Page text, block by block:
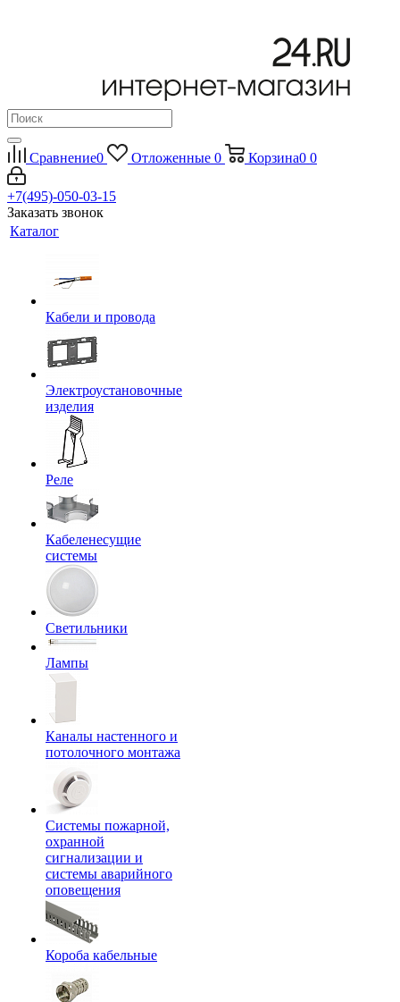
Сравнение0 Отложенные 0 Корзина0 0
+7(495)-050-03-15
Заказать звонок
Каталог
Кабели и провода
Электроустановочные
изделия
Реле
Кабеленесущие
системы
Светильники
Лампы
Каналы настенного и
потолочного монтажа
Системы пожарной,
охранной
сигнализации и
системы аварийного
оповещения
Короба кабельные